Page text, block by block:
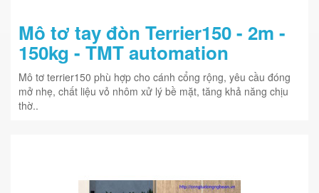
Mô tơ tay đòn Terrier150 - 2m -
150kg - TMT automation
Mô tơ terrier150 phù hợp cho cánh cổng rộng, yêu cầu đóng
mở nhẹ, chất liệu vỏ nhôm xử lý bề mặt, tăng khả năng chịu
thờ..